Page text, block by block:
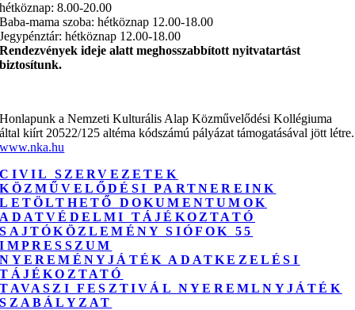
hétköznap: 8.00-20.00
Baba-mama szoba: hétköznap 12.00-18.00
Jegypénztár: hétköznap 12.00-18.00
Rendezvények ideje alatt meghosszabbított nyitvatartást
biztosítunk.
Honlapunk a Nemzeti Kulturális Alap Közművelődési Kollégiuma
által kiírt 20522/125 altéma kódszámú pályázat támogatásával jött létre.
www.nka.hu
CIVIL SZERVEZETEK
KÖZMŰVELŐDÉSI PARTNEREINK
LETÖLTHETŐ DOKUMENTUMOK
ADATVÉDELMI TÁJÉKOZTATÓ
SAJTÓKÖZLEMÉNY SIÓFOK 55
IMPRESSZUM
NYEREMÉNYJÁTÉK ADATKEZELÉSI
TÁJÉKOZTATÓ
TAVASZI FESZTIVÁL NYEREMLNYJÁTÉK
SZABÁLYZAT